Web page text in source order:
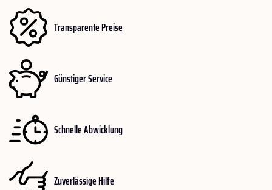
Transparente Preise
Günstiger Service
Schnelle Abwicklung
Zuverlässige Hilfe